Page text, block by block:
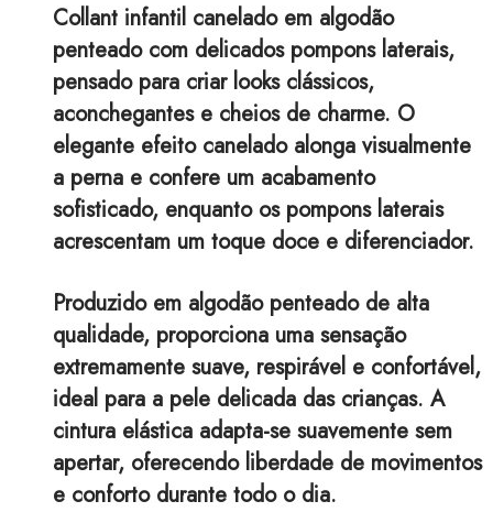
Collant infantil canelado em algodão
penteado com delicados pompons laterais,
pensado para criar looks clássicos,
aconchegantes e cheios de charme. O
elegante efeito canelado alonga visualmente
a perna e confere um acabamento
sofisticado, enquanto os pompons laterais
acrescentam um toque doce e diferenciador.
Produzido em algodão penteado de alta
qualidade, proporciona uma sensação
extremamente suave, respirável e confortável,
ideal para a pele delicada das crianças. A
cintura elástica adapta-se suavemente sem
apertar, oferecendo liberdade de movimentos
e conforto durante todo o dia.